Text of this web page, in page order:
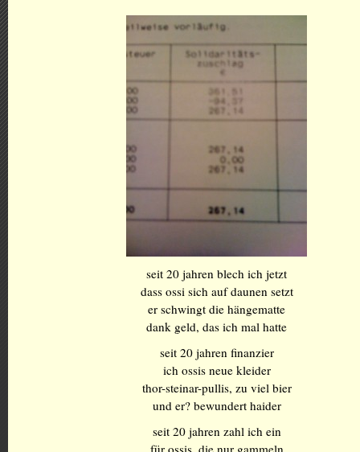
seit 20 jahren blech ich jetzt
dass ossi sich auf daunen setzt
er schwingt die hängematte
dank geld, das ich mal hatte
seit 20 jahren finanzier
ich ossis neue kleider
thor-steinar-pullis, zu viel bier
und er? bewundert haider
seit 20 jahren zahl ich ein
für ossis, die nur gammeln